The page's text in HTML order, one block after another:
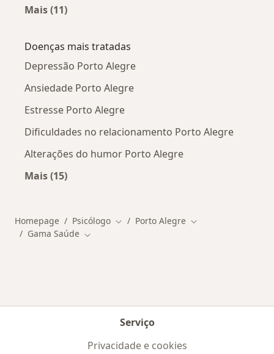
Mais (11)
Doenças mais tratadas
Depressão Porto Alegre
Ansiedade Porto Alegre
Estresse Porto Alegre
Dificuldades no relacionamento Porto Alegre
Alterações do humor Porto Alegre
Mais (15)
Homepage Psicólogo Mudar de cidade
Porto Alegre Mudar de cidade
Gama Saúde Mudar de cidade
Serviço
Privacidade e cookies